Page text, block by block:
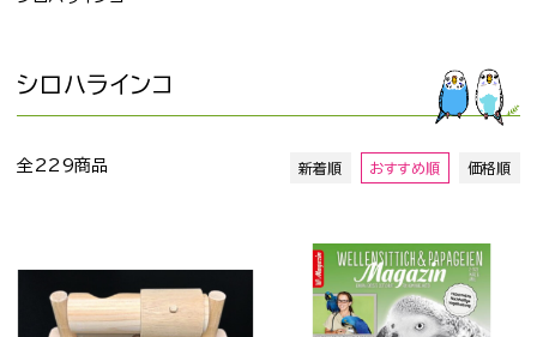
シロハラインコ
全229商品 新着順 おすすめ順 価格順